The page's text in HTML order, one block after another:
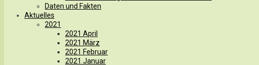
Daten und Fakten
Aktuelles
2021
2021 April
2021 März
2021 Februar
2021 Januar